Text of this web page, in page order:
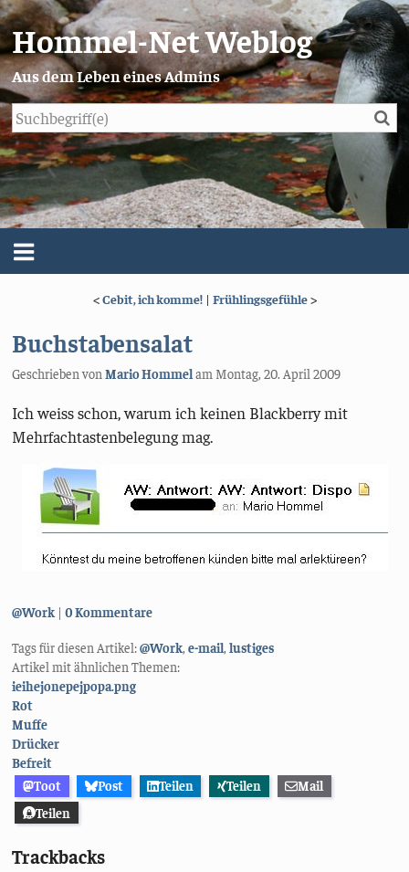
Hommel-Net Weblog
Aus dem Leben eines Admins
Impressum/Datenschutz
<Cebit, ich komme! | Frühlingsgefühle>
Buchstabensalat
Geschrieben vonMario Hommelam Montag, 20. April 2009
Ich weiss schon, warum ich keinen Blackberry mit
Mehrfachtastenbelegung mag.
Kategorien:
@Work 0 Kommentare
Tags für diesen Artikel:@Work,e-mail,lustiges
Artikel mit ähnlichen Themen:
ieihejonepejpopa.png
Rot
Muffe
Drücker
Befreit
Toot
Post Teilen Teilen
Mail
Teilen
Trackbacks